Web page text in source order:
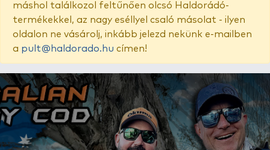
máshol találkozol feltűnően olcsó Haldorádó-
termékekkel, az nagy eséllyel csaló másolat - ilyen
oldalon ne vásárolj, inkább jelezd nekünk e-mailben
a pult@haldorado.hu címen!